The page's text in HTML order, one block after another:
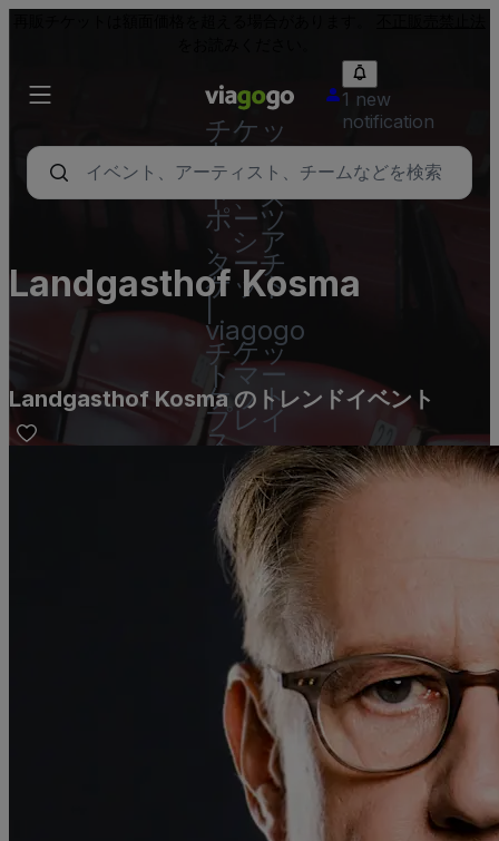
チケッ
ト - コ
ンサー
ト、ス
ポーツ
、シア
ターチ
ケット
|
viagogo
チケッ
トマー
ケット
プレイ
ス
1 new
notification
Landgasthof Kosma
Landgasthof Kosma のトレンドイベント